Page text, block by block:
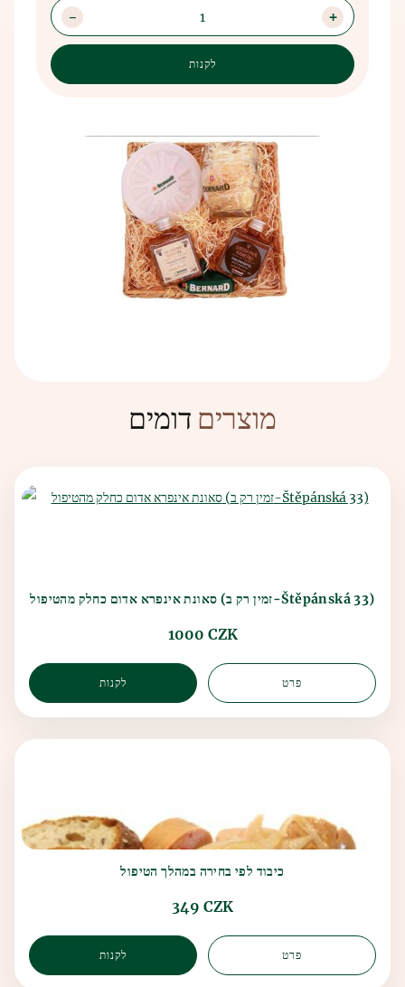
1
מוצרים דומים
סאונת אינפרא אדום כחלק מהטיפול (זמין רק ב-Štěpánská 33)
1000 CZK
לקנות פרט
כיבוד לפי בחירה במהלך הטיפול
349 CZK
לקנות פרט
מהמקורות התבססה ההכרה בהשפעות המועילות של אמבטיות
התבואה אוחסנה בכלי חרס שאליהם נשפך מים, וכך התגלה עיקרון
תהליך הייצור נשאר ללא שינוי במשך מאות שנים – הכל מתחיל
בטחינת המלוט ואחריה בישול הבירה. לאחר מכן מתקרר התירוש
ומתבגרת. לאחר שהבירה התבגרה, היא עוברת סינון מינרלי
ומיקרוביולוגי. כאן מתמלאים בשמחה כל חובבי הבירה, שכן לאחר
תהליכים אלה הבירה מתמזגת לבקבוקים ונשלחת.